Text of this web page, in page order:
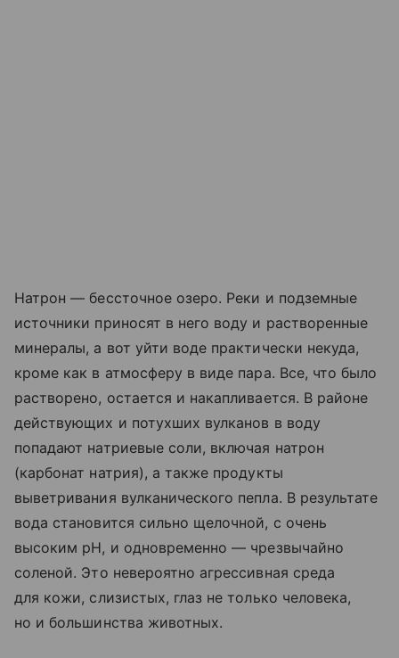
Натрон — бессточное озеро. Реки и подземные
источники приносят в него воду и растворенные
минералы, а вот уйти воде практически некуда,
кроме как в атмосферу в виде пара. Все, что было
растворено, остается и накапливается. В районе
действующих и потухших вулканов в воду
попадают натриевые соли, включая натрон
(карбонат натрия), а также продукты
выветривания вулканического пепла. В результате
вода становится сильно щелочной, с очень
высоким pH, и одновременно — чрезвычайно
соленой. Это невероятно агрессивная среда
для кожи, слизистых, глаз не только человека,
но и большинства животных.